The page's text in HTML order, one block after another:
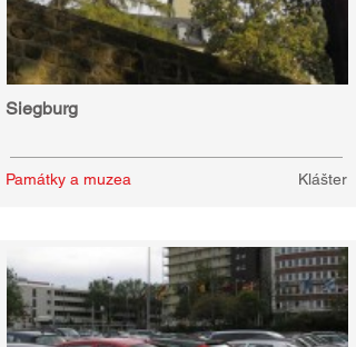
Siegburg
Památky a muzea Klášter